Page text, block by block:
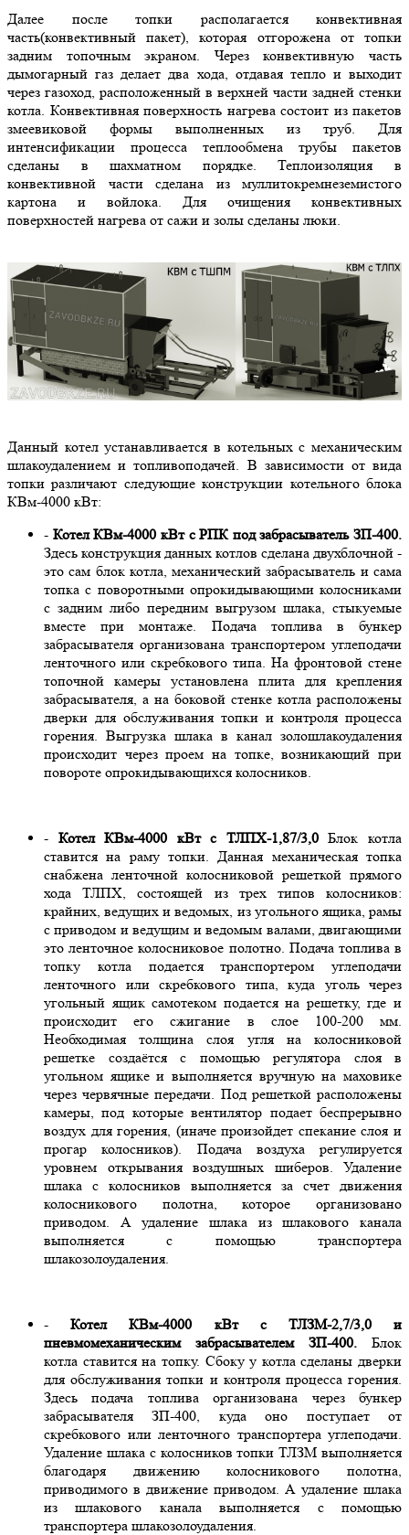
Далее после топки располагается конвективная
часть(конвективный пакет), которая отгорожена от топки
задним топочным экраном. Через конвективную часть
дымогарный газ делает два хода, отдавая тепло и выходит
через газоход, расположенный в верхней части задней стенки
котла. Конвективная поверхность нагрева состоит из пакетов
змеевиковой формы выполненных из труб. Для
интенсификации процесса теплообмена трубы пакетов
сделаны в шахматном порядке. Теплоизоляция в
конвективной части сделана из муллитокремнеземистого
картона и войлока. Для очищения конвективных
поверхностей нагрева от сажи и золы сделаны люки.
Данный котел устанавливается в котельных с механическим
шлакоудалением и топливоподачей. В зависимости от вида
топки различают следующие конструкции котельного блока
КВм-4000 кВт:
- Котел КВм-4000 кВт с РПК под забрасыватель ЗП-400.
Здесь конструкция данных котлов сделана двухблочной -
это сам блок котла, механический забрасыватель и сама
топка с поворотными опрокидывающими колосниками
с задним либо передним выгрузом шлака, стыкуемые
вместе при монтаже. Подача топлива в бункер
забрасывателя организована транспортером углеподачи
ленточного или скребкового типа. На фронтовой стене
топочной камеры установлена плита для крепления
забрасывателя, а на боковой стенке котла расположены
дверки для обслуживания топки и контроля процесса
горения. Выгрузка шлака в канал золошлакоудаления
происходит через проем на топке, возникающий при
повороте опрокидывающихся колосников.
- Котел КВм-4000 кВт с ТЛПХ-1,87/3,0Блок котла
ставится на раму топки. Данная механическая топка
снабжена ленточной колосниковой решеткой прямого
хода ТЛПХ, состоящей из трех типов колосников:
крайних, ведущих и ведомых, из угольного ящика, рамы
с приводом и ведущим и ведомым валами, двигающими
это ленточное колосниковое полотно. Подача топлива в
топку котла подается транспортером углеподачи
ленточного или скребкового типа, куда уголь через
угольный ящик самотеком подается на решетку, где и
происходит его сжигание в слое 100-200 мм.
Необходимая толщина слоя угля на колосниковой
решетке создаётся с помощью регулятора слоя в
угольном ящике и выполняется вручную на маховике
через червячные передачи. Под решеткой расположены
камеры, под которые вентилятор подает беспрерывно
воздух для горения, (иначе произойдет спекание слоя и
прогар колосников). Подача воздуха регулируется
уровнем открывания воздушных шиберов. Удаление
шлака с колосников выполняется за счет движения
колосникового полотна, которое организовано
приводом. А удаление шлака из шлакового канала
выполняется с помощью транспортера
шлакозолоудаления.
-Котел КВм-4000 кВт с ТЛЗМ-2,7/3,0 и
пневмомеханическим забрасывателем ЗП-400. Блок
котла ставится на топку. Сбоку у котла сделаны дверки
для обслуживания топки и контроля процесса горения.
Здесь подача топлива организована через бункер
забрасывателя ЗП-400, куда оно поступает от
скребкового или ленточного транспортера углеподачи.
Удаление шлака с колосников топки ТЛЗМ выполняется
благодаря движению колосникового полотна,
приводимого в движение приводом. А удаление шлака
из шлакового канала выполняется с помощью
транспортера шлакозолоудаления.